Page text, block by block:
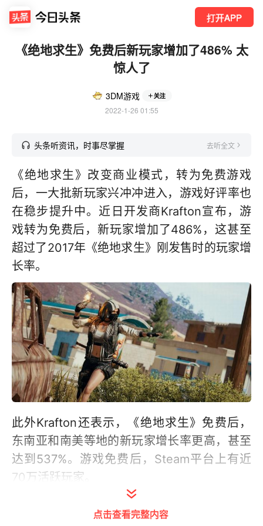
打开APP
《绝地求生》免费后新玩家增加了486% 太
惊人了
3DM游戏 关注
2022-1-26 01:55
头条听资讯，时事尽掌握 去听全文
《绝地求生》改变商业模式，转为免费游戏
后，一大批新玩家兴冲冲进入，游戏好评率也
在稳步提升中。近日开发商Krafton宣布，游
戏转为免费后，新玩家增加了486%，这甚至
超过了2017年《绝地求生》刚发售时的玩家增
长率。
此外Krafton还表示，《绝地求生》免费后，
东南亚和南美等地的新玩家增长率更高，甚至
达到537%。游戏免费后，Steam平台上有近
70万活跃玩家。
点击查看完整内容